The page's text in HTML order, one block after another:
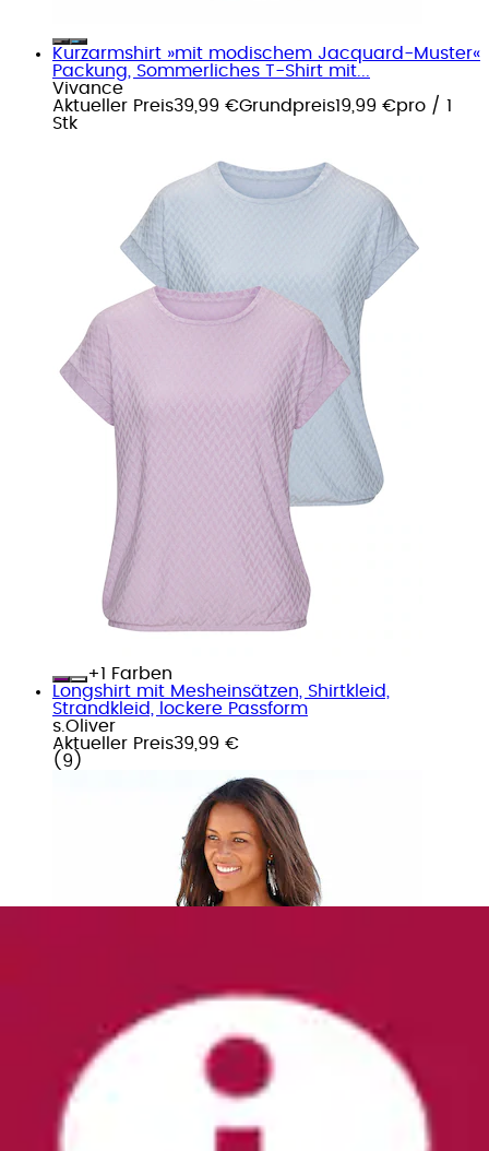
Kurzarmshirt »mit modischem Jacquard-Muster«
Packung, Sommerliches T-Shirt mit...
Vivance
Aktueller Preis39,99 €Grundpreis19,99 €pro / 1
Stk
+
Farben
Longshirt mit Mesheinsätzen, Shirtkleid,
Strandkleid, lockere Passform
s.Oliver
Aktueller Preis39,99 €
( 9 )